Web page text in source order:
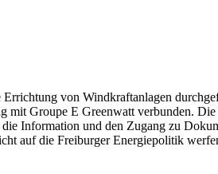
von Windkraftanlagen
Groupe E Greenwatt verbunden.
Information und den Zugang zu
auf die Freiburger Energiepolitik